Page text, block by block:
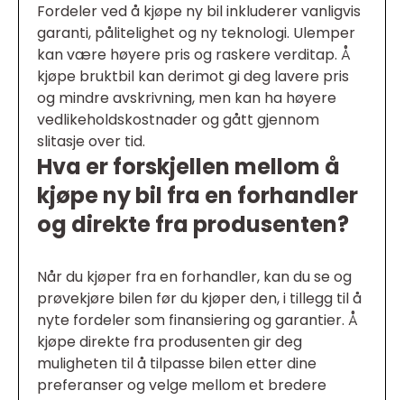
Fordeler ved å kjøpe ny bil inkluderer vanligvis
garanti, pålitelighet og ny teknologi. Ulemper
kan være høyere pris og raskere verditap. Å
kjøpe bruktbil kan derimot gi deg lavere pris
og mindre avskrivning, men kan ha høyere
vedlikeholdskostnader og gått gjennom
slitasje over tid.
Hva er forskjellen mellom å
kjøpe ny bil fra en forhandler
og direkte fra produsenten?
Når du kjøper fra en forhandler, kan du se og
prøvekjøre bilen før du kjøper den, i tillegg til å
nyte fordeler som finansiering og garantier. Å
kjøpe direkte fra produsenten gir deg
muligheten til å tilpasse bilen etter dine
preferanser og velge mellom et bredere